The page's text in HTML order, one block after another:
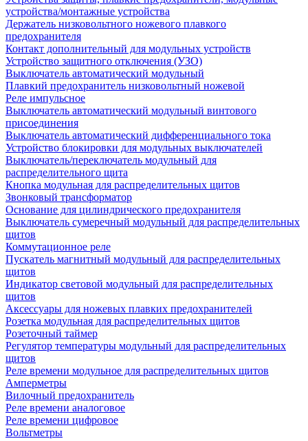
устройства/монтажные устройства
Держатель низковольтного ножевого плавкого
предохранителя
Контакт дополнительный для модульных устройств
Устройство защитного отключения (УЗО)
Выключатель автоматический модульный
Плавкий предохранитель низковольтный ножевой
Реле импульсное
Выключатель автоматический модульный винтового
присоединения
Выключатель автоматический дифференциального тока
Устройство блокировки для модульных выключателей
Выключатель/переключатель модульный для
распределительного щита
Кнопка модульная для распределительных щитов
Звонковый трансформатор
Основание для цилиндрического предохранителя
Выключатель сумеречный модульный для распределительных
щитов
Коммутационное реле
Пускатель магнитный модульный для распределительных
щитов
Индикатор световой модульный для распределительных
щитов
Аксессуары для ножевых плавких предохранителей
Розетка модульная для распределительных щитов
Розеточный таймер
Регулятор температуры модульный для распределительных
щитов
Реле времени модульное для распределительных щитов
Амперметры
Вилочный предохранитель
Реле времени аналоговое
Реле времени цифровое
Вольтметры